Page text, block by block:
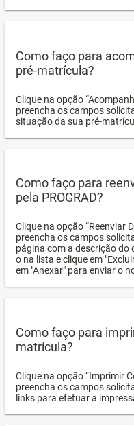
Como faço para
pré-matrícula?
Clique na opção
preencha os campos
situação da sua pré-
Como faço para
pela PROGRAD?
Clique na opção “Reenviar
preencha os campos
página com a descrição do
o na lista e clique em
em "Anexar" para enviar o
Como faço para
matrícula?
Clique na opção “Imprimir
preencha os campos
links para efetuar a